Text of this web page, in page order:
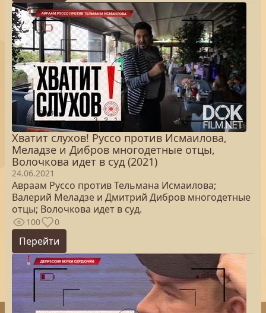
Хватит слухов! Руссо против Исмаилова,
Меладзе и Дибров многодетные отцы,
Волочкова идет в суд (2021)
24.06.2021
Авраам Руссо против Тельмана Исмаилова;
Валерий Меладзе и Дмитрий Дибров многодетные
отцы; Волочкова идет в суд.
100 0
Перейти